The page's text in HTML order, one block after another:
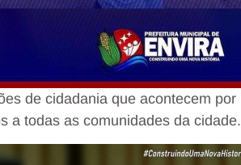
de cidadania que acontecem por
a todas as comunidades da cidade.